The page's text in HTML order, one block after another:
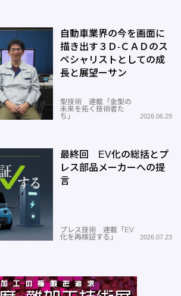
自動車業界の今を画面に
描き出す３Ｄ-ＣＡＤのス
ペシャリストとしての成
長と展望ーサン
型技術 連載「金型の
未来を拓く技術者た
ち」
2026.06.29
最終回 EV化の総括とプ
レス部品メーカーへの提
言
プレス技術 連載「EV
化を再検証する」
2026.07.23